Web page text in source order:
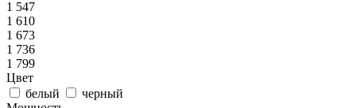
1 547
1 610
1 673
1 736
1 799
Цвет
белый
черный